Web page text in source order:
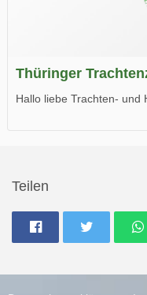
Thüringer
Hallo liebe Trachten- und
Teilen